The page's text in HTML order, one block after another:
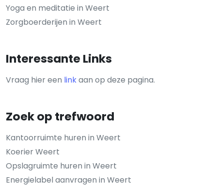
Yoga en meditatie in Weert
Zorgboerderijen in Weert
Interessante Links
Vraag hier een linkaan op deze pagina.
Zoek op trefwoord
Kantoorruimte huren in Weert
Koerier Weert
Opslagruimte huren in Weert
Energielabel aanvragen in Weert